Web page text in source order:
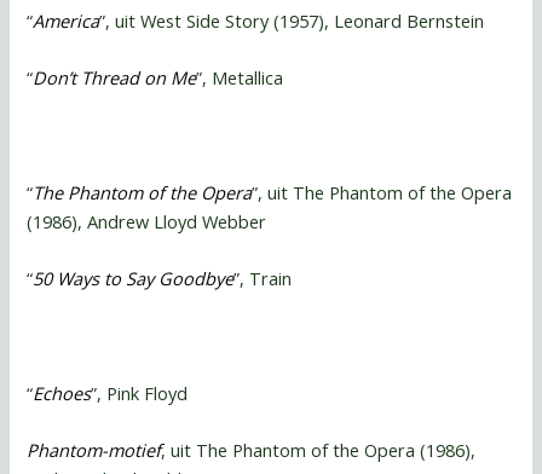
“America”, uit West Side Story (1957), Leonard Bernstein
“Don’t Thread on Me”, Metallica
“The Phantom of the Opera”, uit The Phantom of the Opera
(1986), Andrew Lloyd Webber
“50 Ways to Say Goodbye”, Train
“Echoes”, Pink Floyd
Phantom-motief, uit The Phantom of the Opera (1986),